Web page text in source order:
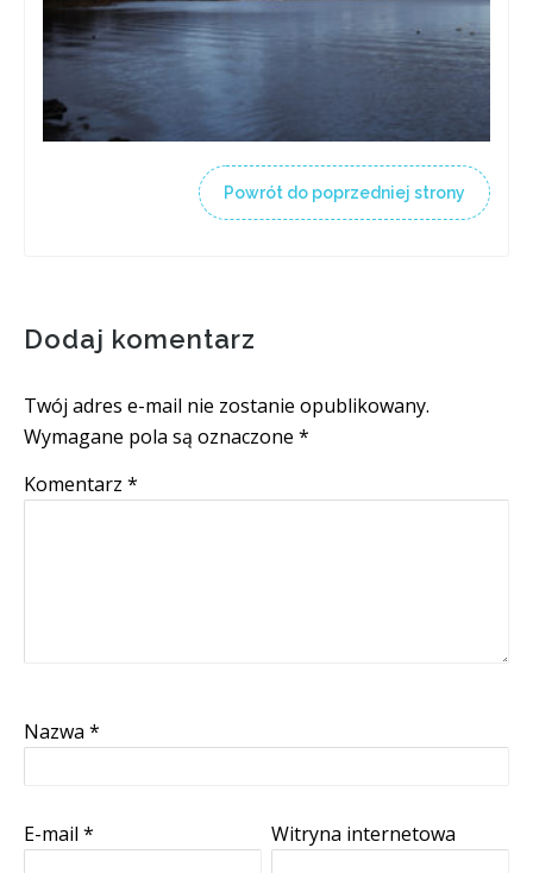
Powrót do poprzedniej strony
Dodaj komentarz
Twój adres e-mail nie zostanie opublikowany.
Wymagane pola są oznaczone *
Komentarz *
Nazwa *
E-mail * Witryna internetowa